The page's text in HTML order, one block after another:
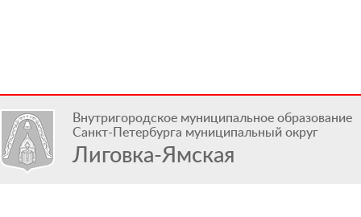
Внутригородское муниципальное образование
Санкт-Петербурга муниципальный округ
Лиговка-Ямская